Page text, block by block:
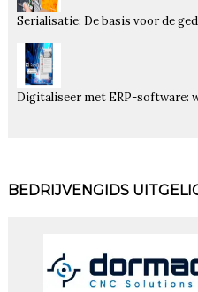
Serialisatie: De basis voor de
Digitaliseer met ERP-software:
BEDRIJVENGIDS